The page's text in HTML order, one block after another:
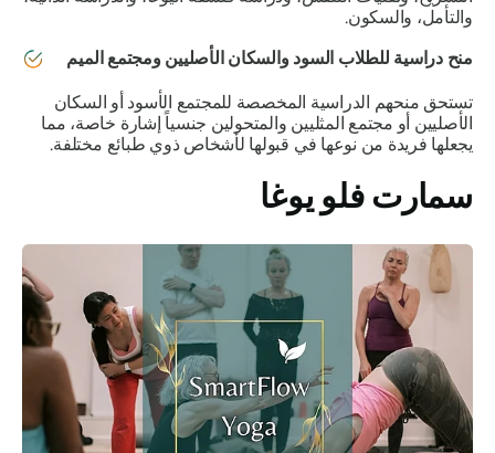
والتأمل، والسكون.
منح دراسية للطلاب السود والسكان الأصليين ومجتمع الميم
تستحق منحهم الدراسية المخصصة للمجتمع الأسود أو السكان
الأصليين أو مجتمع المثليين والمتحولين جنسياً إشارة خاصة، مما
يجعلها فريدة من نوعها في قبولها لأشخاص ذوي طبائع مختلفة.
سمارت فلو يوغا